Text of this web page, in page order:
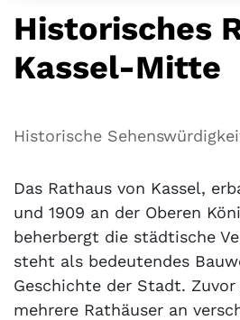
Historisches
Kassel-Mitte
Historische
Das Rathaus von Kassel,
und 1909 an der Oberen
beherbergt die städtische
steht als bedeutendes
Geschichte der Stadt.
mehrere Rathäuser an